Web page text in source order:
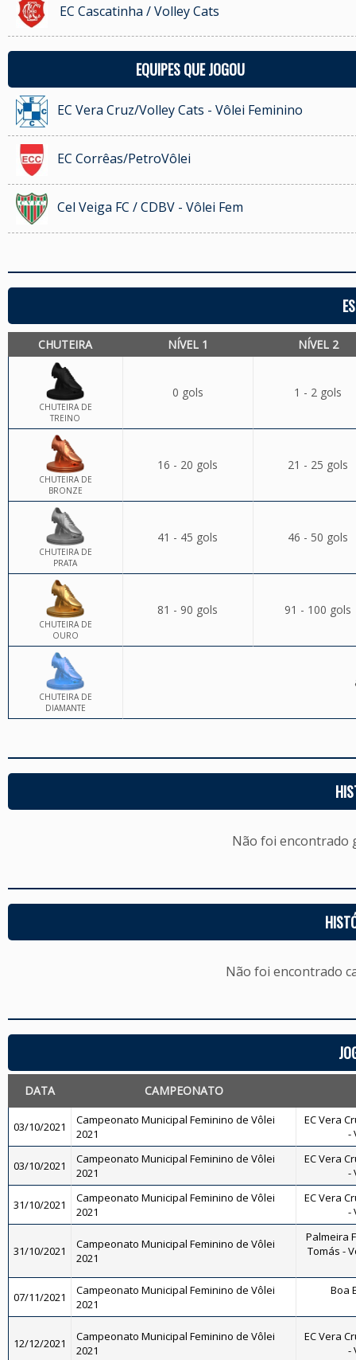
EC Cascatinha / Volley Cats
EQUIPES QUE JOGOU
EC Vera Cruz/Volley Cats - Vôlei Feminino
EC Corrêas/PetroVôlei
Cel Veiga FC / CDBV - Vôlei Fem
CHUTEIRA NÍVEL 1 NÍVEL 2
CHUTEIRA DE
TREINO
0 gols 1 - 2 gols
CHUTEIRA DE
BRONZE
16 - 20 gols 21 - 25 gols
CHUTEIRA DE
PRATA
41 - 45 gols 46 - 50 gols
CHUTEIRA DE
OURO
81 - 90 gols 91 - 100 gols
CHUTEIRA DE
DIAMANTE
Não foi encontrado
Não foi encontrado
DATA CAMPEONATO
03/10/2021
Campeonato Municipal Feminino de Vôlei
2021
EC Vera
-
03/10/2021
Campeonato Municipal Feminino de Vôlei
2021
EC Vera
-
31/10/2021
Campeonato Municipal Feminino de Vôlei
2021
EC Vera
-
31/10/2021
Campeonato Municipal Feminino de Vôlei
2021
Palmeira
Tomás -
07/11/2021
Campeonato Municipal Feminino de Vôlei
2021
Boa
12/12/2021
Campeonato Municipal Feminino de Vôlei
2021
EC Vera
-